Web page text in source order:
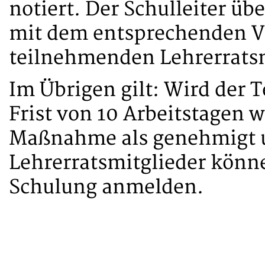
notiert. Der Schulleiter
mit dem entsprechenden
teilnehmenden
Im Übrigen gilt: Wird der
Frist von 10 Arbeitstagen
Maßnahme als
Lehrerratsmitglieder
Schulung anmelden.